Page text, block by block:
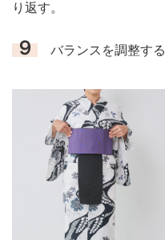
り返す。
９ バランスを調整する